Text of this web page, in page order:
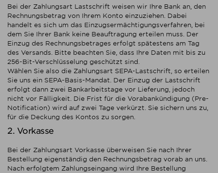
Bei der Zahlungsart Lastschrift weisen wir Ihre Bank an, den
Rechnungsbetrag von Ihrem Konto einzuziehen. Dabei
handelt es sich um das Einzugsermächtigungsverfahren, bei
dem Sie Ihrer Bank keine Beauftragung erteilen muss. Der
Einzug des Rechnungsbetrages erfolgt spätestens am Tag
des Versands. Bitte beachten Sie, dass Ihre Daten mit bis zu
256-Bit-Verschlüsselung geschützt sind.
Wählen Sie also die Zahlungsart SEPA-Lastschrift, so erteilen
Sie uns ein SEPA-Basis-Mandat. Der Einzug der Lastschrift
erfolgt dann zwei Bankarbeitstage vor Lieferung, jedoch
nicht vor Fälligkeit. Die Frist für die Vorabankündigung (Pre-
Notification) wird auf zwei Tage verkürzt. Sie sichern uns zu,
für die Deckung des Kontos zu sorgen.
2. Vorkasse
Bei der Zahlungsart Vorkasse überweisen Sie nach Ihrer
Bestellung eigenständig den Rechnungsbetrag vorab an uns.
Nach erfolgtem Zahlungseingang wird Ihre Bestellung